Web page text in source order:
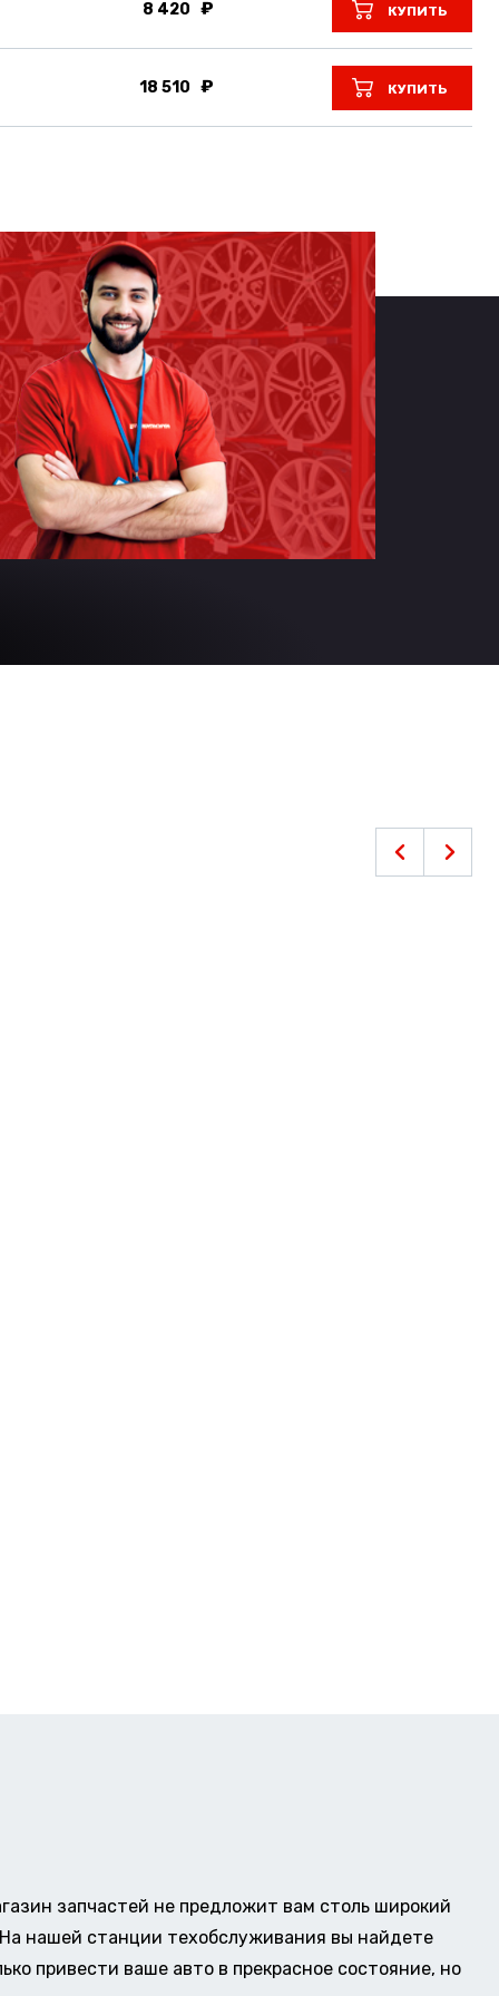
8 420 КУПИТЬ
18 510 КУПИТЬ
запчастей не предложит вам столь широкий
нашей станции техобслуживания вы найдете
привести ваше авто в прекрасное состояние, но